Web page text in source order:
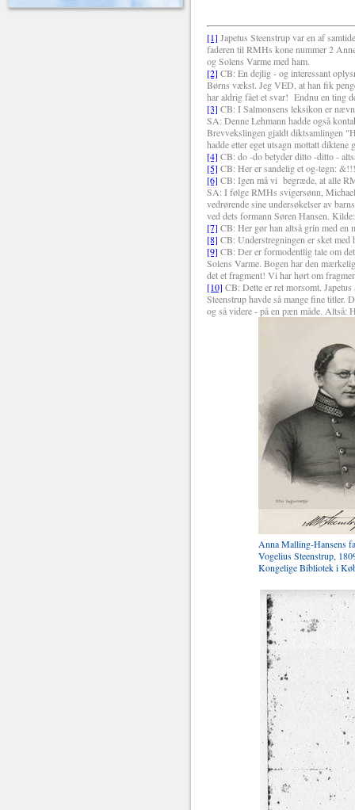
[1] Japetus Steenstrup var en af
faderen til RMHs kone nummer 2
og Solens Varme med ham.
[2] CB: En dejlig - og interessant
Børns vækst. Jeg VED, at han fik
har aldrig fået et svar! Endnu en ting
[3] CB: I Salmonsens leksikon er
SA: Denne Lehmann hadde også
Brevvekslingen gjaldt diktsamlingen
hadde etter eget utsagn mottatt
[4] CB: do -do betyder ditto -ditto -
[5] CB: Her er sandelig et og-tegn:
[6] CB: Igen må vi begræde, at alle
SA: I følge RMHs svigersønn,
vedrørende sine undersøkelser av
ved dets formann Søren Hansen.
[7] CB: Her gør han altså grin med en
[8] CB: Understregningen er sket
[9] CB: Der er formodentlig tale om
Solens Varme. Bogen har den
det et fragment! Vi har hørt om
[10] CB: Dette er ret morsomt.
Steenstrup havde så mange fine titler.
og så videre - på en pæn måde. Altså:
Anna Malling-Hansens
Vogelius Steenstrup,
Kongelige Bibliotek i